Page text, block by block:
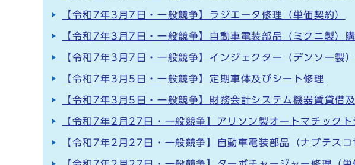
【令和7年3月7日・一般競争】ラジエータ修理（単価契約）
【令和7年3月7日・一般競争】自動車電装部品（ミクニ製）
【令和7年3月7日・一般競争】インジェクター（デンソー製
【令和7年3月5日・一般競争】定期車体及びシート修理
【令和7年3月5日・一般競争】財務会計システム機器賃貸借
【令和7年2月27日・一般競争】アリソン製オートマチックト
【令和7年2月27日・一般競争】自動車電装部品（ナブテスコ